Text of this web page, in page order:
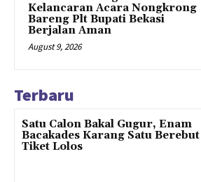
Kelancaran Acara Nongkrong
Bareng Plt Bupati Bekasi
Berjalan Aman
August 9, 2026
Terbaru
Satu Calon Bakal Gugur, Enam
Bacakades Karang Satu Berebut
Tiket Lolos